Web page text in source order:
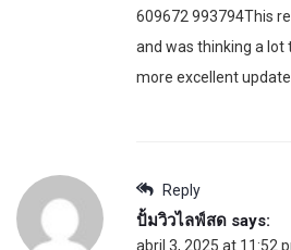
609672 993794This
and was thinking a lot
more excellent
Reply
ปั้มวิวไลฟ์สด says:
abril 3, 2025 at 11:52